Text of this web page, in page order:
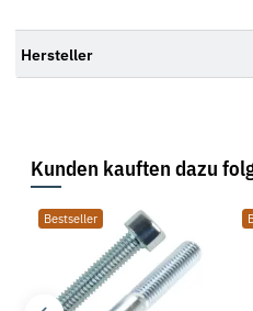
Hersteller
Kunden kauften dazu
Bestseller